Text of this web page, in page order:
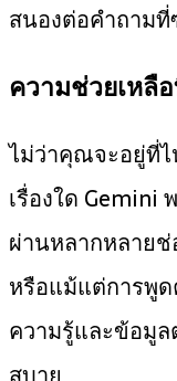
สนองต่อคำถาม
ความช่วยเหลื
ไม่ว่าคุณจะอยู่ที่
เรื่องใด Gemini
ผ่านหลากหลายช่
หรือแม้แต่การพูด
ความรู้และข้อมูล